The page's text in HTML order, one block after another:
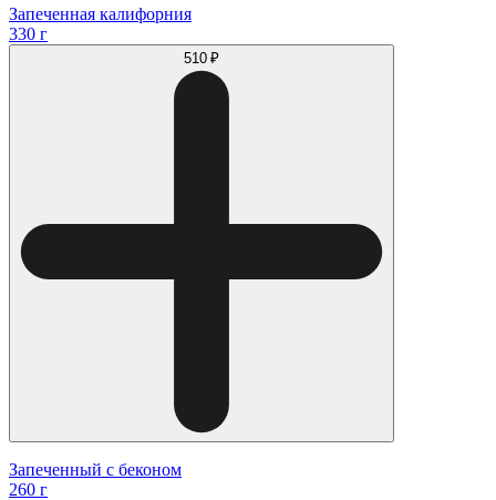
Запеченная калифорния
330 г
510 ₽
Запеченный с беконом
260 г